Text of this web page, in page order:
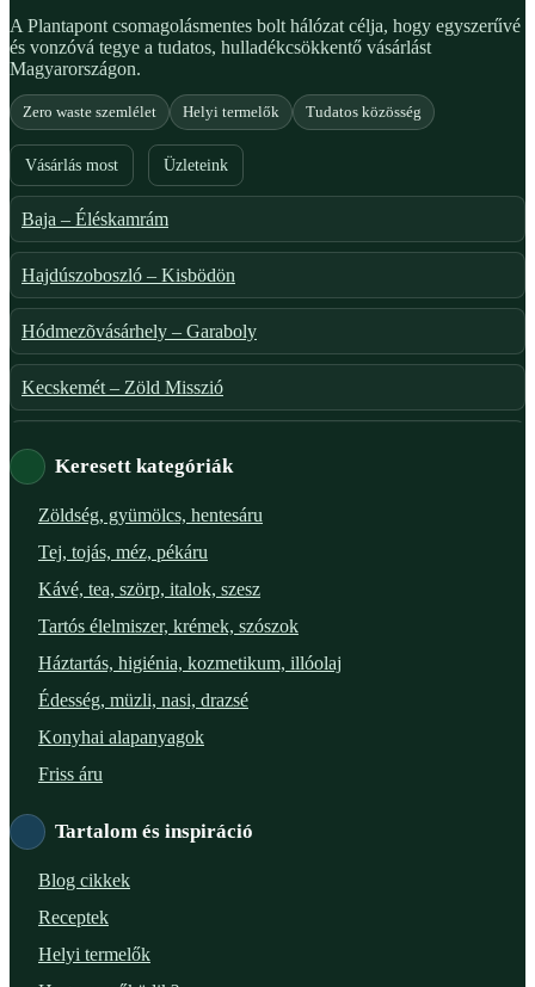
A Plantapont csomagolásmentes bolt hálózat célja, hogy egyszerűvé
és vonzóvá tegye a tudatos, hulladékcsökkentő vásárlást
Magyarországon.
Zero waste szemlélet Helyi termelők Tudatos közösség
Vásárlás most Üzleteink
Baja – Éléskamrám
Hajdúszoboszló – Kisbödön
Hódmezõvásárhely – Garaboly
Kecskemét – Zöld Misszió
XI. ker. – Lemérem
XVIII. ker. – Eni Mag-ház
Keresett kategóriák
Zöldség, gyümölcs, hentesáru
Tej, tojás, méz, pékáru
Kávé, tea, szörp, italok, szesz
Tartós élelmiszer, krémek, szószok
Háztartás, higiénia, kozmetikum, illóolaj
Édesség, müzli, nasi, drazsé
Konyhai alapanyagok
Friss áru
Tartalom és inspiráció
Blog cikkek
Receptek
Helyi termelők